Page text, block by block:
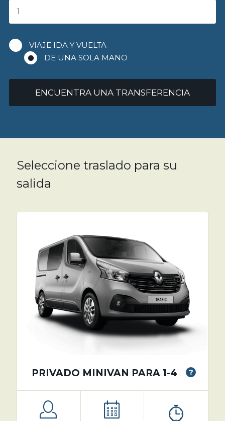
VIAJE IDA Y VUELTA
DE UNA SOLA MANO
ENCUENTRA UNA TRANSFERENCIA
Seleccione traslado para su
salida
PRIVADO MINIVAN PARA 1-4 ?